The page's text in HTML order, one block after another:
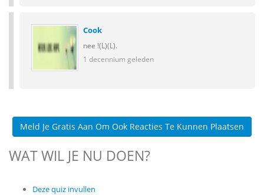
Cook
nee !(L)(L).
1 decennium geleden
Meld Je Gratis Aan Om Ook Reacties Te Kunnen Plaatsen
WAT WIL JE NU DOEN?
Deze quiz invullen